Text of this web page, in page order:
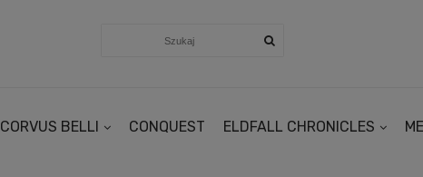
CORVUS BELLI CONQUEST ELDFALL CHRONICLES